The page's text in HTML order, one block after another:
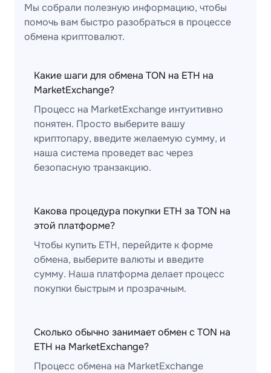
Мы собрали полезную информацию, чтобы
помочь вам быстро разобраться в процессе
обмена криптовалют.
Какие шаги для обмена TON на ETH на
MarketExchange?
Процесс на MarketExchange интуитивно
понятен. Просто выберите вашу
криптопару, введите желаемую сумму, и
наша система проведет вас через
безопасную транзакцию.
Какова процедура покупки ETH за TON на
этой платформе?
Чтобы купить ETH, перейдите к форме
обмена, выберите валюты и введите
сумму. Наша платформа делает процесс
покупки быстрым и прозрачным.
Сколько обычно занимает обмен с TON на
ETH на MarketExchange?
Процесс обмена на MarketExchange